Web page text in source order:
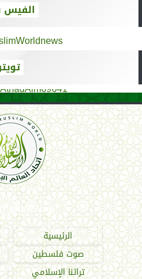
الفيس
اتحاد العالم
الرئيسية
صوت فلسطين
تراثنا الإسلامي